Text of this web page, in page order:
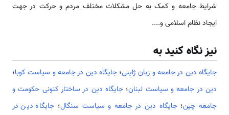
شرایط جامعه و کمک به حل مشکلات مختلف مردم و حرکت در جهت
ایجاد نظام اسلامی و....
نیز نگاه کنید به
جایگاه دین در جامعه و زبان ژاپنی؛جایگاه دین در جامعه و سیاست کوبا؛
دين در جامعه و سياست لبنان؛ جایگاه دین در ساختار کنونی حکومت و
جامعه چین؛جایگاه دین در جامعه و سیاست سنگال؛ جایگاه دین در